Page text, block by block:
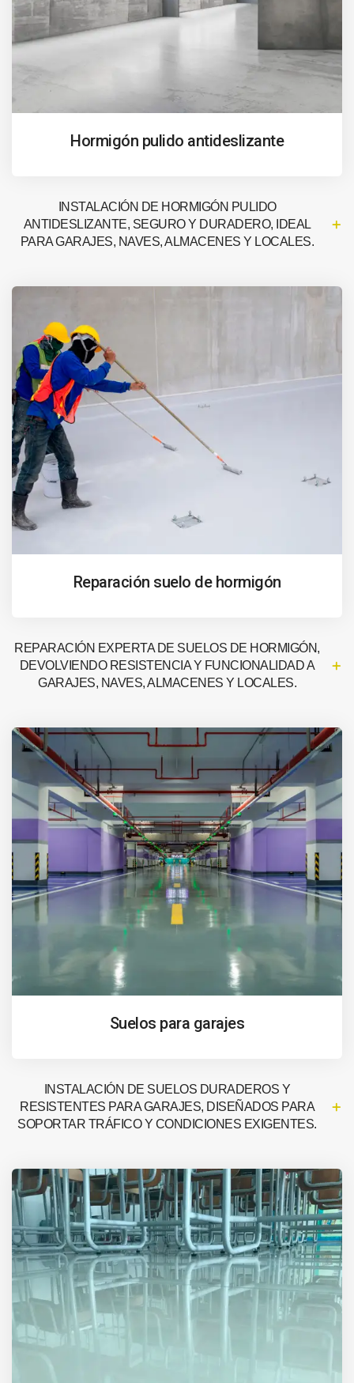
Hormigón pulido antideslizante
INSTALACIÓN DE HORMIGÓN PULIDO
ANTIDESLIZANTE, SEGURO Y DURADERO, IDEAL
PARA GARAJES, NAVES, ALMACENES Y LOCALES.
Reparación suelo de hormigón
REPARACIÓN EXPERTA DE SUELOS DE HORMIGÓN,
DEVOLVIENDO RESISTENCIA Y FUNCIONALIDAD A
GARAJES, NAVES, ALMACENES Y LOCALES.
Suelos para garajes
INSTALACIÓN DE SUELOS DURADEROS Y
RESISTENTES PARA GARAJES, DISEÑADOS PARA
SOPORTAR TRÁFICO Y CONDICIONES EXIGENTES.